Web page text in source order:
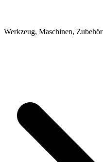
Werkzeug, Maschinen, Zubehör